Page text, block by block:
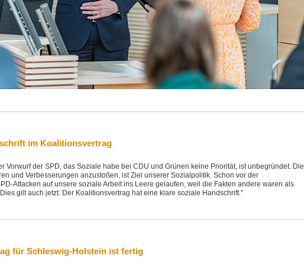
im Koalitionsvertrag
Vorwurf der SPD, das Soziale habe bei CDU und Grünen keine Priorität, ist unbegründet. Die
und Verbesserungen anzustoßen, ist Ziel unserer Sozialpolitik. Schon vor der
Attacken auf unsere soziale Arbeit ins Leere gelaufen, weil die Fakten andere waren als
gilt auch jetzt. Der Koalitionsvertrag hat eine klare soziale Handschrift."
für Schleswig-Holstein ist fertig